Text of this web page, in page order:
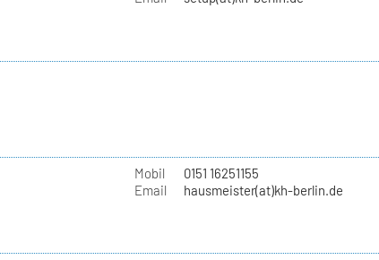
Mobil
0151 16251155
Email
hausmeister(at)kh-berlin.de